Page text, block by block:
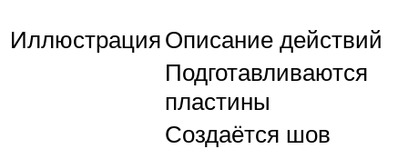
ИллюстрацияОписание действий
Подготавливаются
пластины
Создаётся шов